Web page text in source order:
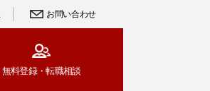
お問い合わせ
無料登録・転職相談